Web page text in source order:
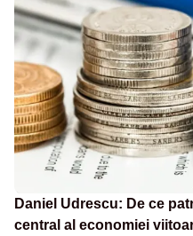
Daniel Udrescu: De ce
central al economiei